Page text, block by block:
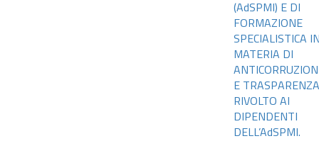
(AdSPMI) E DI
FORMAZIONE
SPECIALISTICA
MATERIA DI
E TRASPARENZA
RIVOLTO AI
DIPENDENTI
DELL’AdSPMI.